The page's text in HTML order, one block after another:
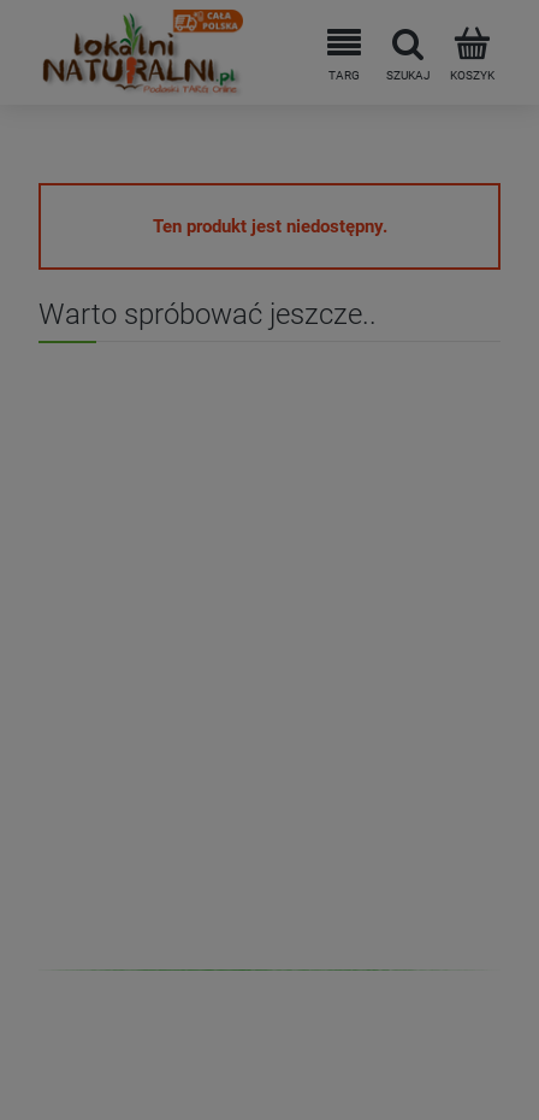
Ten produkt jest niedostępny.
Warto spróbować jeszcze..